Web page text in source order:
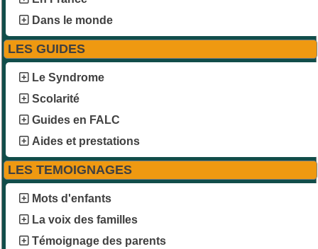
Dans le monde
LES GUIDES
Le Syndrome
Scolarité
Guides en FALC
Aides et prestations
LES TEMOIGNAGES
Mots d'enfants
La voix des familles
Témoignage des parents